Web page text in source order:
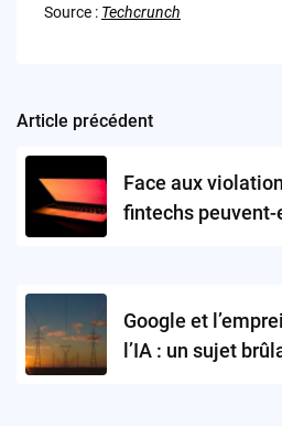
Source : Techcrunch
Post
navigation
Article précédent
Face aux
fintechs
Google et
l’IA : un sujet